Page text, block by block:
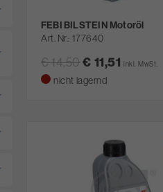
FEBI BILSTEIN Motoröl
Art. Nr. 177640
€ 14,50€ 11,51 inkl. MwSt.
nicht lagernd